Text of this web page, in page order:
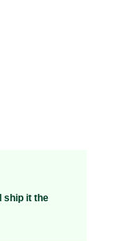
ship it the